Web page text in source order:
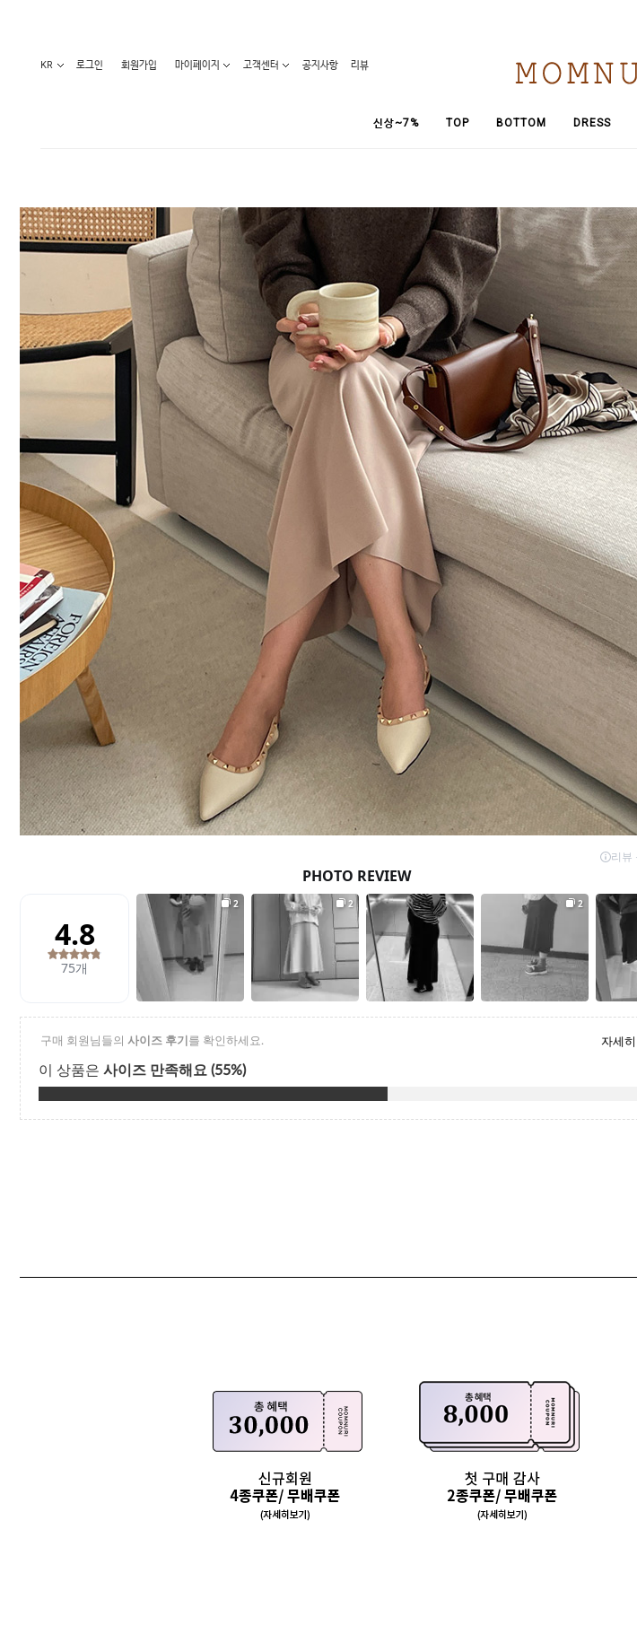
KR 로그인 회원가입 마이페이지 고객센터 공지사항 리뷰
신상~7% TOP BOTTOM DRESS
베스트100
라벨디
오늘발송
세일50-80%
임산부화장품
1+1세일
기획전
원피스
블라우스/니트
티/나시
아우터
임산부하의
레깅스/스타킹
수유복
코디아이템
특가상품
홈웨어
요가복
수영복
언더웨어
앱특가
커뮤니티
이벤트
리뷰
맘누리뉴스
다이어리
리얼체험단모집
만삭사진컨테스트
아기사진컨테스트
고객센터 1661-5260
공지사항
자주묻는질문
Q&A
배송조회
미확인입금자보기
이용안내
제휴/광고문의
구매금액별사은품
마이페이지
로그인
마이페이지
장바구니
개인결제